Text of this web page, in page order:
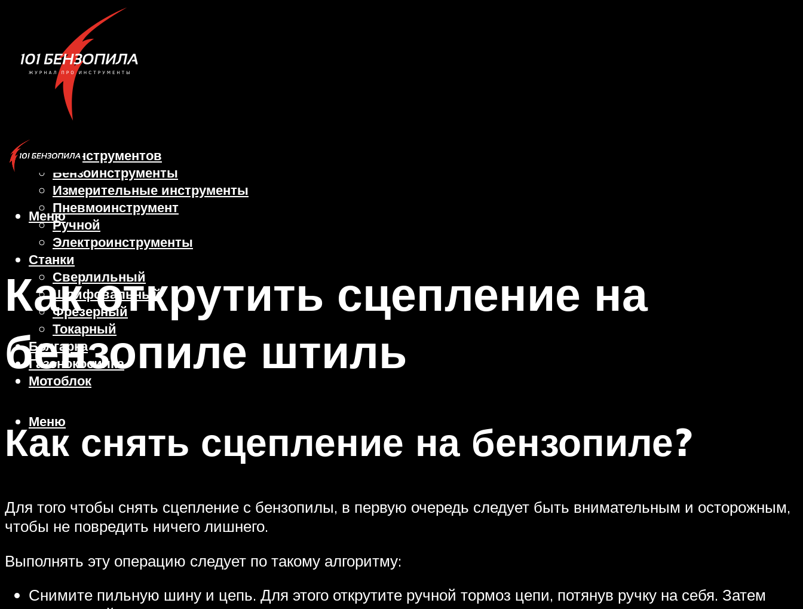
Виды инструментов
Бензоинструменты
Измерительные инструменты
Пневмоинструмент
Ручной
Электроинструменты
Станки
Сверлильный
Шлифовальный
Фрезерный
Токарный
Болгарка
Газонокосилка
Мотоблок
Меню
Меню
Как открутить сцепление на
бензопиле штиль
Как снять сцепление на бензопиле?
Для того чтобы снять сцепление с бензопилы, в первую очередь следует быть внимательным и осторожным,
чтобы не повредить ничего лишнего.
Выполнять эту операцию следует по такому алгоритму:
Снимите пильную шину и цепь. Для этого открутите ручной тормоз цепи, потянув ручку на себя. Затем